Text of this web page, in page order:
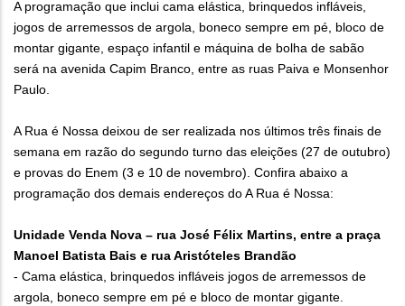
A programação que inclui cama elástica, brinquedos infláveis,
jogos de arremessos de argola, boneco sempre em pé, bloco de
montar gigante, espaço infantil e máquina de bolha de sabão
será na avenida Capim Branco, entre as ruas Paiva e Monsenhor
Paulo.
A Rua é Nossa deixou de ser realizada nos últimos três finais de
semana em razão do segundo turno das eleições (27 de outubro)
e provas do Enem (3 e 10 de novembro). Confira abaixo a
programação dos demais endereços do A Rua é Nossa:
Unidade Venda Nova – rua José Félix Martins, entre a praça
Manoel Batista Bais e rua Aristóteles Brandão
- Cama elástica, brinquedos infláveis jogos de arremessos de
argola, boneco sempre em pé e bloco de montar gigante.